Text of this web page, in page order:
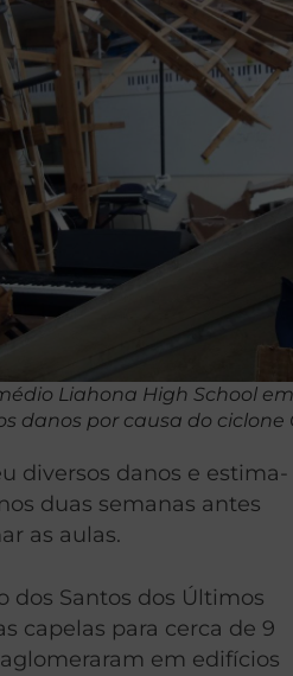
Liahona High School em
danos por causa do ciclone
diversos danos e estima-
duas semanas antes
as aulas.
dos Santos dos Últimos
capelas para cerca de 9
em edifícios